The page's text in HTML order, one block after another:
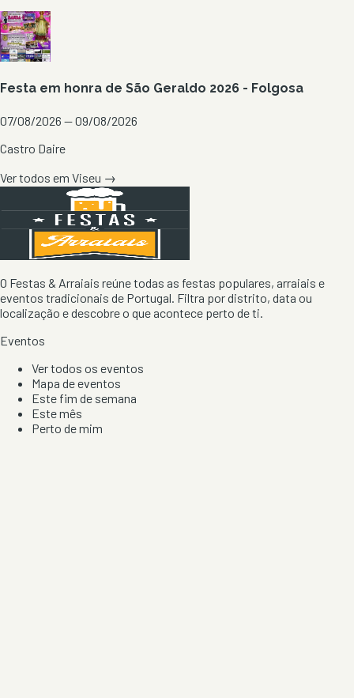
Festa em honra de São Geraldo 2026 - Folgosa
07/08/2026 — 09/08/2026
Castro Daire
Ver todos em Viseu →
O Festas & Arraiais reúne todas as festas populares, arraiais e
eventos tradicionais de Portugal. Filtra por distrito, data ou
localização e descobre o que acontece perto de ti.
Eventos
Ver todos os eventos
Mapa de eventos
Este fim de semana
Este mês
Perto de mim